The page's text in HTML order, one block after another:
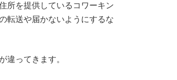
所を提供しているコワーキン
転送や届かないようにするな
違ってきます。